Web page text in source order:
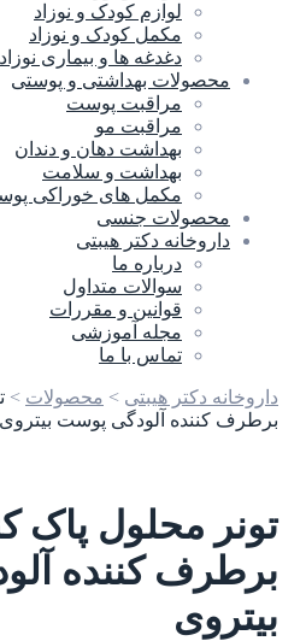
لوازم کودک و نوزاد
مکمل کودک و نوزاد
دغدغه ها و بیماری
محصولات بهداشتی و پوستی
مراقبت پوست
مراقبت مو
بهداشت دهان و دندان
بهداشت و سلامت
مکمل های خوراکی
محصولات جنسی
داروخانه دکتر هیبتی
درباره ما
سوالات متداول
قوانین و مقررات
مجله آموزشی
تماس با ما
داروخانه دکتر هیبتی > محصولات >
برطرف کننده آلودگی پوست بیتروی
تونر محلول پاک
برطرف کننده
بیتروی